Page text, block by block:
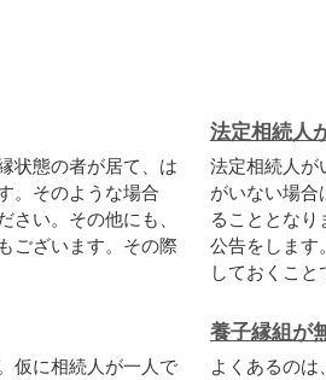
状態の者が居て、は
。そのような場合
い。その他にも、
ございます。その際
法定相続人
法定相続人が
がいない場合
ることとなり
公告をします
しておくこと
仮に相続人が一人で
養子縁組が
よくあるの